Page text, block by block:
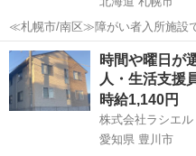
≪札幌市/南区≫障がい者入所施設
北海道 札幌市 その他
時間や曜日が
人・生活支援
時給1,140円
株式会社ラシエル
愛知県 豊川市